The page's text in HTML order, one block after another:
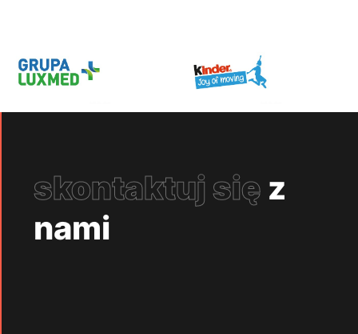
skontaktuj się z
nami